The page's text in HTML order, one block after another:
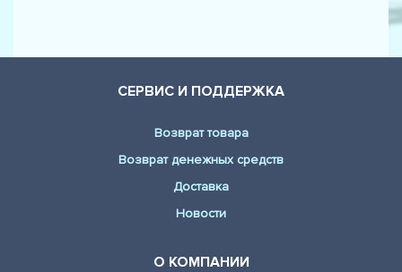
СЕРВИС И ПОДДЕРЖКА
Возврат товара
Возврат денежных средств
Доставка
Новости
О КОМПАНИИ